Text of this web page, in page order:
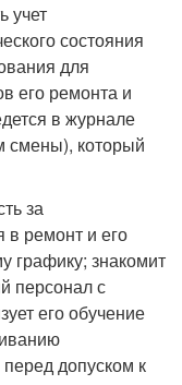
учет
состояния
для
его ремонта и
в журнале
смены), который
за
в ремонт и его
графику; знакомит
персонал с
его обучение
допуском к